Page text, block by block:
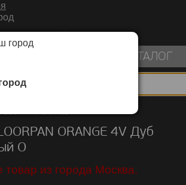
город
ПОКРЫТИЙ
КАТАЛОГ
FLOORPAN/ORANGE 4V
ORANGE 4V Дуб
О
из города Москва.